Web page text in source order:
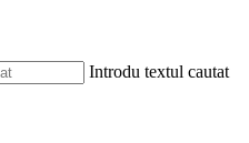
Introdu textul cautat